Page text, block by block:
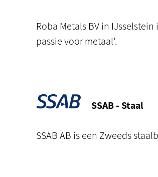
Roba Metals BV in
passie voor metaal'.
SSAB - Staal
SSAB AB is een Zweeds